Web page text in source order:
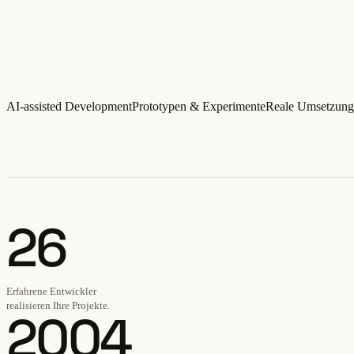
AI-assisted DevelopmentPrototypen & ExperimenteReale
26
Erfahrene Entwickler
realisieren Ihre Projekte.
2004